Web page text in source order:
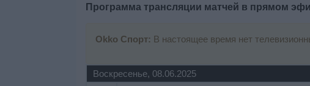
Программа трансляции матчей в прямом
Okko Спорт: В настоящее время нет
Воскресенье, 08.06.2025